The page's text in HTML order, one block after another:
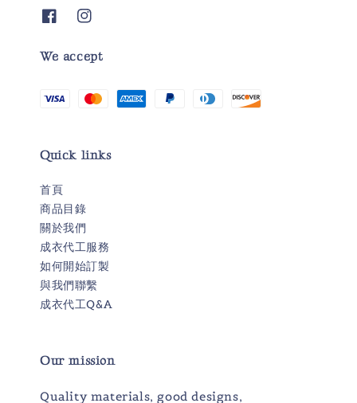
We accept
Quick links
首頁
商品目錄
關於我們
成衣代工服務
如何開始訂製
與我們聯繫
成衣代工Q&A
Our mission
Quality materials, good designs,